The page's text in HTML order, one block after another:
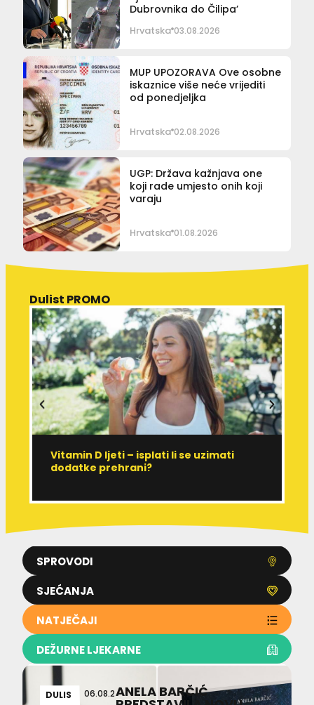
Dubrovnika do Čilipa’
Hrvatska 03.08.2026
MUP UPOZORAVA Ove osobne
iskaznice više neće vrijediti
od ponedjeljka
Hrvatska 02.08.2026
UGP: Država kažnjava one
koji rade umjesto onih koji
varaju
Hrvatska 01.08.2026
SPROVODI
SJEĆANJA
NATJEČAJI
DEŽURNE LJEKARNE
Dulist PROMO
Vitamin D ljeti – isplati li se uzimati
dodatke prehrani?
DULIS
06.08.2ANELA BARČIĆ